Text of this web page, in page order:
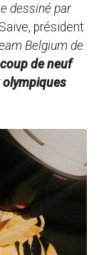
dessiné par
président
Belgium de
de neuf